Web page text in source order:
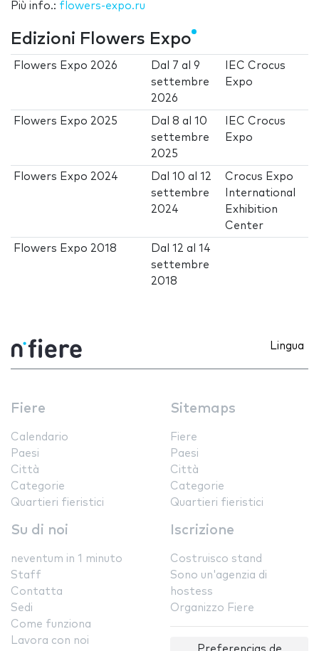
Più info.: flowers-expo.ru
Edizioni Flowers Expo
Flowers Expo 2026 Dal 7 al9
settembre
2026
IEC Crocus
Expo
Flowers Expo 2025 Dal8 al10
settembre
2025
IEC Crocus
Expo
Flowers Expo 2024 Dal10 al12
settembre
2024
Crocus Expo
International
Exhibition
Center
Flowers Expo 2018 Dal12 al14
settembre
2018
Lingua
Fiere
Calendario
Paesi
Città
Categorie
Quartieri fieristici
Sitemaps
Fiere
Paesi
Città
Categorie
Quartieri fieristici
Su di noi
neventum in 1 minuto
Staff
Contatta
Sedi
Come funziona
Lavora con noi
Iscrizione
Costruisco stand
Sono un'agenzia di
hostess
Organizzo Fiere